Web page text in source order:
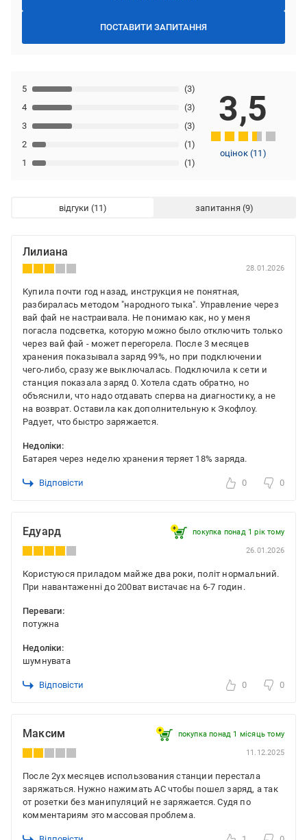
ПОСТАВИТИ ЗАПИТАННЯ
1 (1)
2 (1)
3 (3)
4 (3)
5 (3)
3,5
оцінок (11 )
відгуки запитання
Лилиана
28.01.2026
Купила почти год назад, инструкция не понятная,
разбиралась методом "народного тыка". Управление через
вай фай не настраивала. Не понимаю как, но у меня
погасла подсветка, которую можно было отключить только
через вай фай - может перегорела. После 3 месяцев
хранения показывала заряд 99%, но при подключении
чего-либо, сразу же выключалась. Подключила к сети и
станция показала заряд 0. Хотела сдать обратно, но
объяснили, что надо отдавать сперва на диагностику, а не
на возврат. Оставила как дополнительную к Экофлоу.
Радует, что быстро заряжается.
Недоліки:
Батарея через неделю хранения теряет 18% заряда.
Відповісти 0 0
Едуард покупка понад 1 рік тому
26.01.2026
Користуюся приладом майже два роки, політ нормальний.
При навантаженні до 200ват вистачає на 6-7 годин.
Переваги:
потужна
Недоліки:
шумнувата
Відповісти 0 0
Максим покупка понад 1 місяць тому
11.12.2025
После 2ух месяцев использования станции перестала
заряжаться. Нужно нажимать АС чтобы пошел заряд, а так
от розетки без манипуляций не заряжается. Судя по
комментариям это массовая проблема.